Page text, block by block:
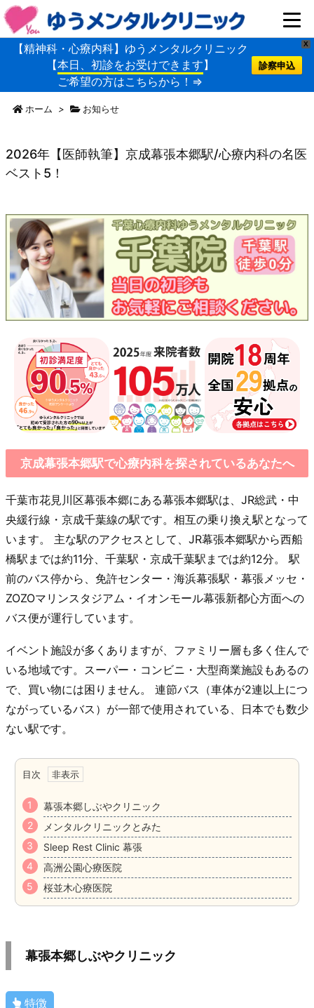
X
【精神科・心療内科】ゆうメンタルクリニック
【本日、初診をお受けできます】
ご希望の方はこちらから！⇒
診察申込
ホーム > お知らせ
2026年【医師執筆】京成幕張本郷駅/心療内科の名医
ベスト5！
京成幕張本郷駅で心療内科を探されているあなたへ
千葉市花見川区幕張本郷にある幕張本郷駅は、JR総武・中
央緩行線・京成千葉線の駅です。相互の乗り換え駅となって
います。 主な駅のアクセスとして、JR幕張本郷駅から西船
橋駅までは約11分、千葉駅・京成千葉駅までは約12分。 駅
前のバス停から、免許センター・海浜幕張駅・幕張メッセ・
ZOZOマリンスタジアム・イオンモール幕張新都心方面への
バス便が運行しています。
イベント施設が多くありますが、ファミリー層も多く住んで
いる地域です。スーパー・コンビニ・大型商業施設もあるの
で、買い物には困りません。 連節バス（車体が2連以上につ
ながっているバス）が一部で使用されている、日本でも数少
ない駅です。
目次
幕張本郷しぶやクリニック
メンタルクリニックとみた
Sleep Rest Clinic 幕張
高洲公園心療医院
桜並木心療医院
幕張本郷しぶやクリニック
特徴